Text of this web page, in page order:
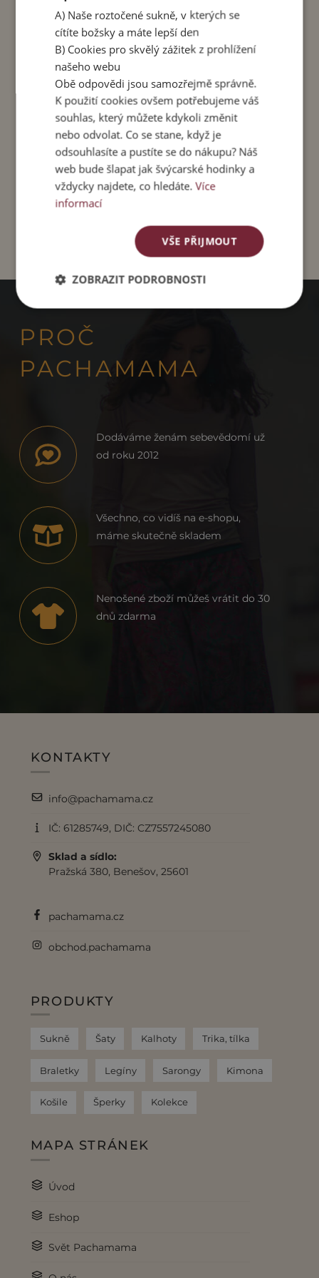
účesy a zároveň se stane nepřehlédnutelným
šperkem ve vašich vlasech.
✨ Každý kus je originál vytvořený s láskou,
trpělivostí a respektem k tradičnímu řemeslu.
Materiál:dřevo – palisandr indický
Délka:19 cm
Yantra – posvátná geometrie
Výroba:ruční práce, rodinná dílna paní Made na
Barva:tmavě hnědá
PROČ
PACHAMAMA
Dodáváme ženám sebevědomí už
od roku 2012
Všechno, co vidíš na e-shopu,
máme skutečně skladem
Nenošené zboží můžeš vrátit do 30
dnů zdarma
KONTAKTY
info@pachamama.cz
IČ: 61285749, DIČ: CZ7557245080
Sklad a sídlo:
Pražská 380, Benešov, 25601
pachamama.cz
obchod.pachamama
PRODUKTY
Sukně Šaty Kalhoty Trika, tílka
Braletky Legíny Sarongy Kimona
Košile Šperky Kolekce
MAPA STRÁNEK
Úvod
Eshop
Svět Pachamama
A) Naše roztočené sukně, v kterých se
cítíte božsky a máte lepší den
B) Cookies pro skvělý zážitek z prohlížení
našeho webu
Obě odpovědi jsou samozřejmě správně.
K použití cookies ovšem potřebujeme váš
souhlas, který můžete kdykoli změnit
nebo odvolat. Co se stane, když je
odsouhlasíte a pustíte se do nákupu? Náš
web bude šlapat jak švýcarské hodinky a
vždycky najdete, co hledáte.Více
informací
VŠE PŘIJMOUT
ZOBRAZIT PODROBNOSTI